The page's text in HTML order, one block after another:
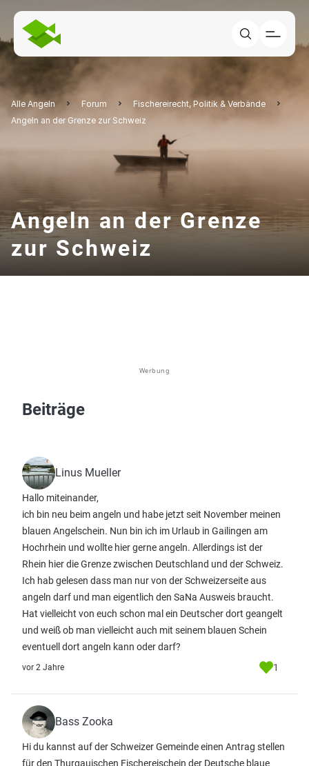
Alle Angeln Forum
Fischereirecht, Politik & Verbände
Angeln an der Grenze zur Schweiz
Angeln an der Grenze
zur Schweiz
Werbung
Beiträge
Linus Mueller
Hallo miteinander,
ich bin neu beim angeln und habe jetzt seit November meinen
blauen Angelschein. Nun bin ich im Urlaub in Gailingen am
Hochrhein und wollte hier gerne angeln. Allerdings ist der
Rhein hier die Grenze zwischen Deutschland und der Schweiz.
Ich hab gelesen dass man nur von der Schweizerseite aus
angeln darf und man eigentlich den SaNa Ausweis braucht.
Hat vielleicht von euch schon mal ein Deutscher dort geangelt
und weiß ob man vielleicht auch mit seinem blauen Schein
eventuell dort angeln kann oder darf?
vor 2 Jahre 1
Bass Zooka
Hi du kannst auf der Schweizer Gemeinde einen Antrag stellen
für den Thurgauischen Fischereischein der Deutsche blaue